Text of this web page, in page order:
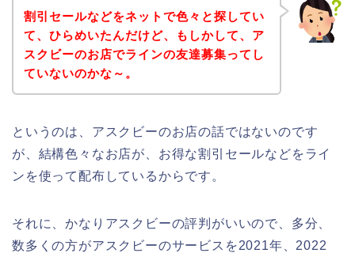
割引セールなどをネットで色々と探してい
て、ひらめいたんだけど、もしかして、ア
スクビーのお店でラインの友達募集ってし
ていないのかな～。
というのは、アスクビーのお店の話ではないのです
が、結構色々なお店が、お得な割引セールなどをライ
ンを使って配布しているからです。
それに、かなりアスクビーの評判がいいので、多分、
数多くの方がアスクビーのサービスを2021年、2022